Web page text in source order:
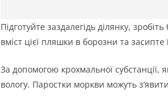
Підготуйте заздалегідь ділянку,
вміст цієї пляшки в борозни та засипте
За допомогою крохмальної субстанції,
вологу. Паростки моркви можуть